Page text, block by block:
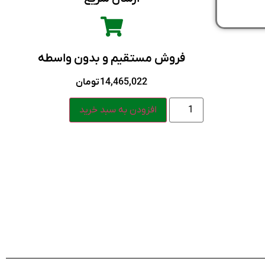
فروش مستقیم و بدون واسطه
14,465,022تومان
افزودن به سبد خرید